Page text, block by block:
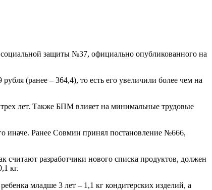
защиты №37, официально опубликованного на
(ранее – 364,4), то есть его увеличили более чем на
лет. Также БПМ влияет на минимальные трудовые
иначе. Ранее Совмин принял постановление №666,
считают разработчики нового списка продуктов, должен
кг.
младше 3 лет – 1,1 кг кондитерских изделий, а